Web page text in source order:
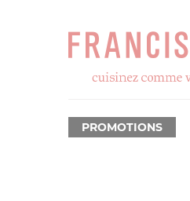
PROMOTIONS